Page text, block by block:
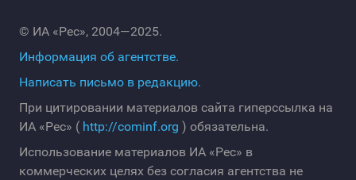
© ИА «Рес», 2004—2025.
Информация об агентстве.
Написать письмо в редакцию.
При цитировании материалов сайта гиперссылка на
ИА «Рес» ( http://cominf.org ) обязательна.
Использование материалов ИА «Рес» в
коммерческих целях без согласия агентства не